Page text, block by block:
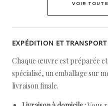
VOIR
EXPÉDITION ET TRANSPORT
Chaque œuvre est préparée
spécialisé, un emballage sur
livraison finale.